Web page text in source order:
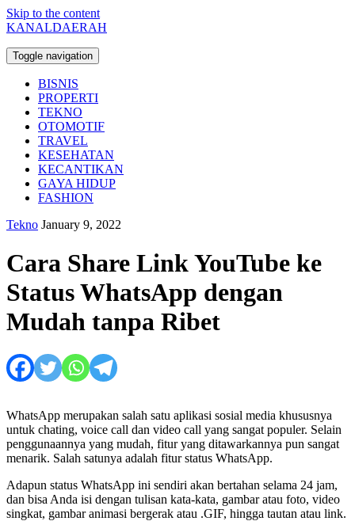
Skip to the content
KANALDAERAH
Toggle navigation
BISNIS
PROPERTI
TEKNO
OTOMOTIF
TRAVEL
KESEHATAN
KECANTIKAN
GAYA HIDUP
FASHION
Tekno January 9, 2022
Cara Share Link YouTube ke
Status WhatsApp dengan
Mudah tanpa Ribet
WhatsApp merupakan salah satu aplikasi sosial media khususnya
untuk chating, voice call dan video call yang sangat populer. Selain
penggunaannya yang mudah, fitur yang ditawarkannya pun sangat
menarik. Salah satunya adalah fitur status WhatsApp.
Adapun status WhatsApp ini sendiri akan bertahan selama 24 jam,
dan bisa Anda isi dengan tulisan kata-kata, gambar atau foto, video
singkat, gambar animasi bergerak atau .GIF, hingga tautan atau link.